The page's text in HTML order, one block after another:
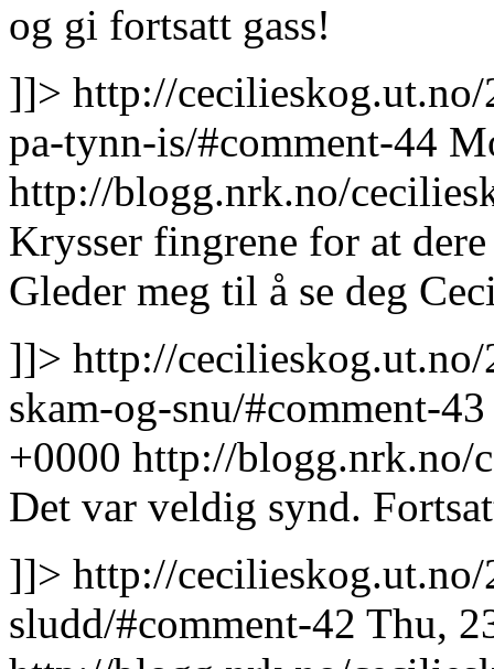
og gi fortsatt gass!
]]> http://
pa-tynn-is/#comment-44
http://blogg.nrk.no/
Krysser fingrene for at
Gleder meg til å se deg
]]> http://
skam-og-snu/#comment-
+0000 http://blogg.nrk.no/
Det var veldig synd.
]]> http://
sludd/#comment-42 Thu,